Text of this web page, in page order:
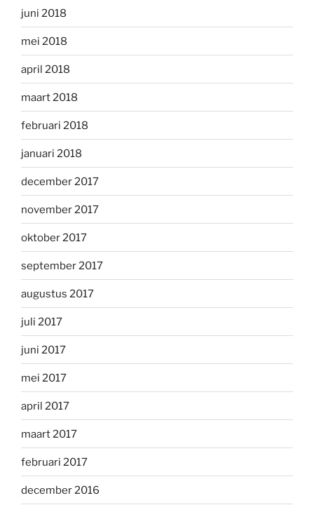
juni 2018
mei 2018
april 2018
maart 2018
februari 2018
januari 2018
december 2017
november 2017
oktober 2017
september 2017
augustus 2017
juli 2017
juni 2017
mei 2017
april 2017
maart 2017
februari 2017
december 2016